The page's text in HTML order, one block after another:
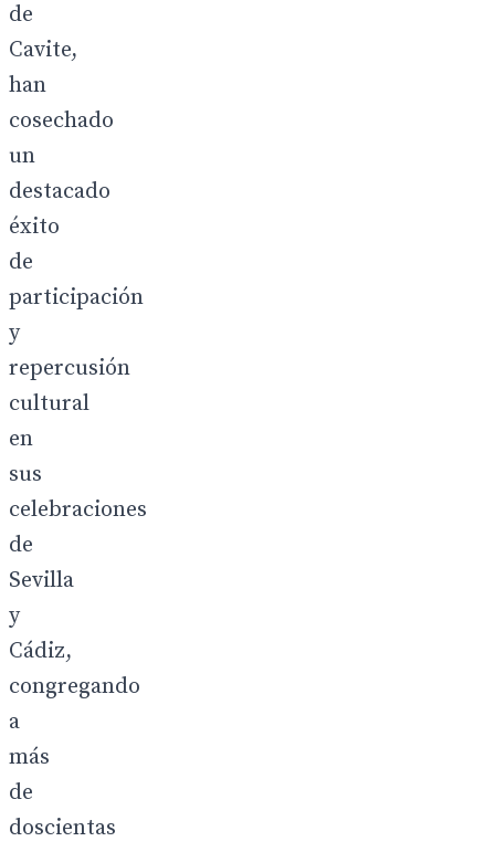
de
Cavite,
han
cosechado
un
destacado
éxito
de
participación
y
repercusión
cultural
en
sus
celebraciones
de
Sevilla
y
Cádiz,
congregando
a
más
de
doscientas